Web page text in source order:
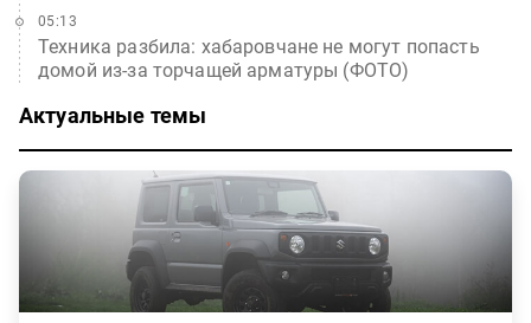
Техника разбила: хабаровчане не могут попасть
домой из-за торчащей арматуры (ФОТО)
05:13
Актуальные темы